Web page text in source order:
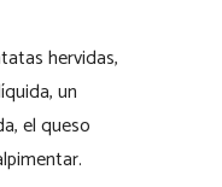
hervidas,
un
el queso